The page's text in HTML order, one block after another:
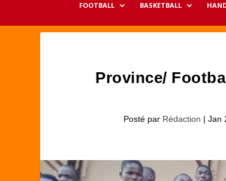
FOOTBALL BASKETBALL
Province/
Posté par Rédaction | Jan